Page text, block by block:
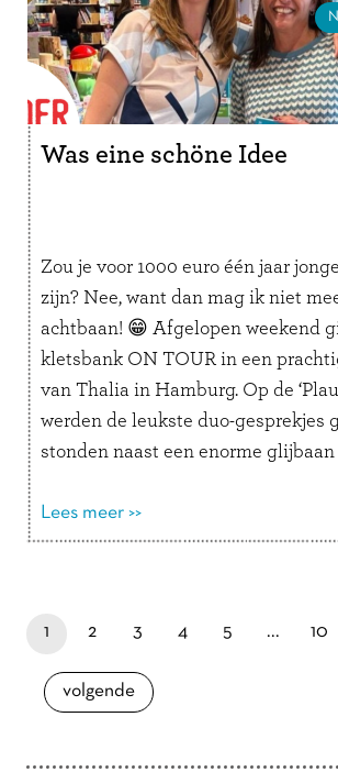
Was eine schöne Idee
Zou je voor 1000 euro één jaar
zijn? Nee, want dan mag ik niet
achtbaan! 😁 Afgelopen weekend
kletsbank ON TOUR in een
van Thalia in Hamburg. Op de
werden de leukste duo-gesprekjes
stonden naast een enorme
Lees meer >>
paginapage 1 of 23
je bent nu op pagina
1 pagina
2 pagina
3 pagina
4 pagina
5 ... 10
volgende
pagina
laatste pagina